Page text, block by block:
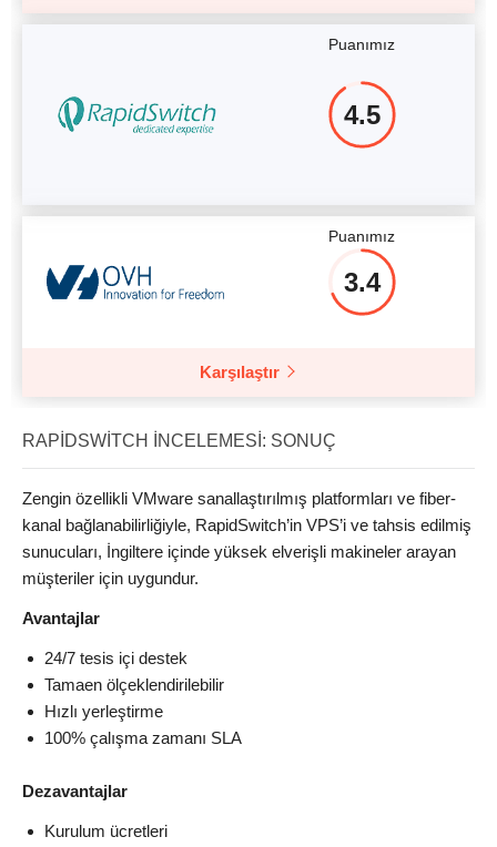
Puanımız
4.5
Puanımız
3.4
Karşılaştır
RAPIDSWITCH İNCELEMESI: SONUÇ
Zengin özellikli VMware sanallaştırılmış platformları ve fiber-
kanal bağlanabilirliğiyle, RapidSwitch’in VPS’i ve tahsis edilmiş
sunucuları, İngiltere içinde yüksek elverişli makineler arayan
müşteriler için uygundur.
Avantajlar
24/7 tesis içi destek
Tamaen ölçeklendirilebilir
Hızlı yerleştirme
100% çalışma zamanı SLA
Dezavantajlar
Kurulum ücretleri